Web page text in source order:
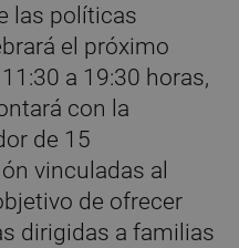
las políticas
el próximo
a 19:30 horas,
con la
de 15
vinculadas al
de ofrecer
dirigidas a familias